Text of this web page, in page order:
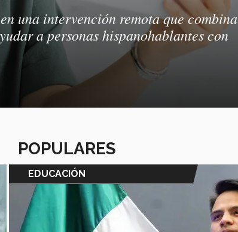
una intervención remota que combina
a personas hispanohablantes con
POPULARES
EDUCACIÓN